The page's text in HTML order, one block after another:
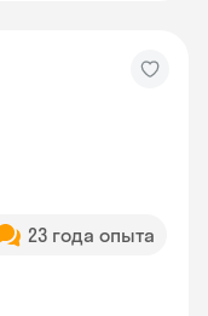
23 года опыта